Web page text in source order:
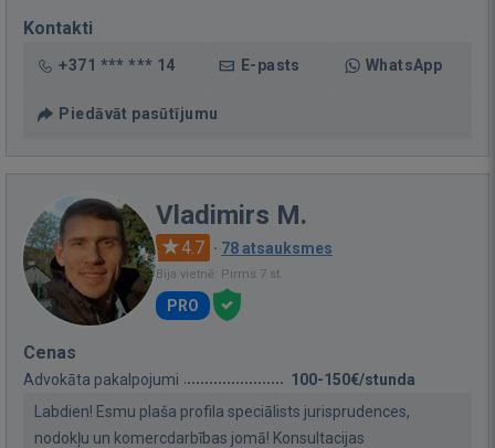
Kontakti
+371 *** *** 14 E-pasts WhatsApp
Piedāvāt pasūtījumu
Vladimirs M.
4.7 · 78 atsauksmes
Bija vietnē: Pirms 7 st.
PRO
Cenas
Advokāta pakalpojumi
100-150€/stunda
Labdien! Esmu plaša profila speciālists jurisprudences,
nodokļu un komercdarbības jomā! Konsultacijas